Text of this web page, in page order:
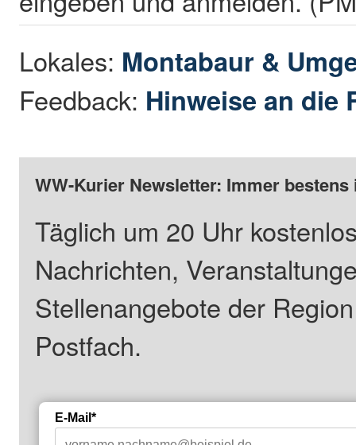
Lokales: Montabaur &
Feedback: Hinweise an die
WW-Kurier Newsletter: Immer
Täglich um 20 Uhr
Nachrichten,
Stellenangebote der
Postfach.
E-Mail*